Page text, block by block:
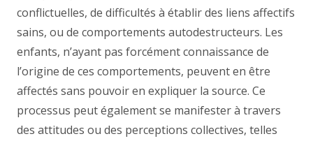
conflictuelles, de difficultés à établir des liens affectifs
sains, ou de comportements autodestructeurs. Les
enfants, n’ayant pas forcément connaissance de
l’origine de ces comportements, peuvent en être
affectés sans pouvoir en expliquer la source. Ce
processus peut également se manifester à travers
des attitudes ou des perceptions collectives, telles